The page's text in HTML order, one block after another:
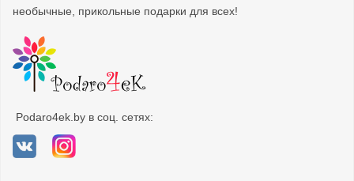
необычные, прикольные подарки для всех!
Podaro4ek.by в соц. сетях: